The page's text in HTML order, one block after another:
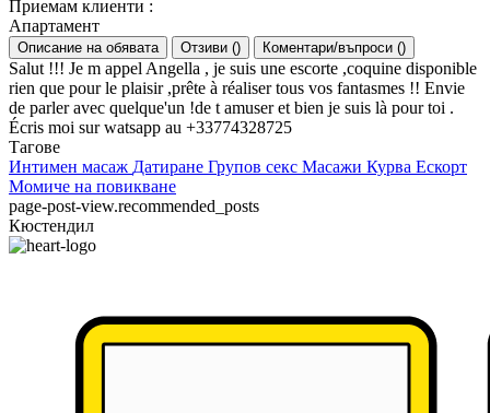
Приемам клиенти :
Апартамент
Описание на обявата Отзиви () Коментари/въпроси ()
Salut !!! Je m appel Angella , je suis une escorte ,coquine disponible
rien que pour le plaisir ,prête à réaliser tous vos fantasmes !! Envie
de parler avec quelque'un !de t amuser et bien je suis là pour toi .
Écris moi sur watsapp au +33774328725
Тагове
Интимен масаж Датиране Групов секс Масажи Курва Ескорт
Момиче на повикване
page-post-view.recommended_posts
Кюстендил